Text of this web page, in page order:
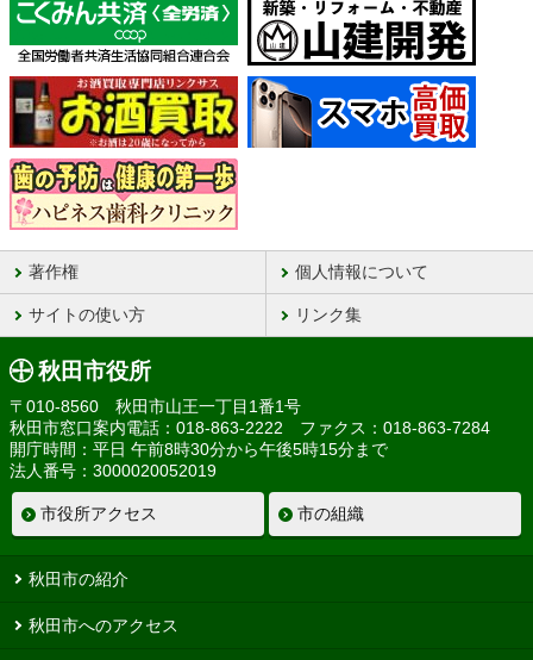
著作権 個人情報について
サイトの使い方 リンク集
秋田市役所
〒010-8560 秋田市山王一丁目1番1号
秋田市窓口案内電話：018-863-2222 ファクス：018-863-7284
開庁時間：平日 午前8時30分から午後5時15分まで
法人番号：3000020052019
市役所アクセス 市の組織
秋田市の紹介
秋田市へのアクセス